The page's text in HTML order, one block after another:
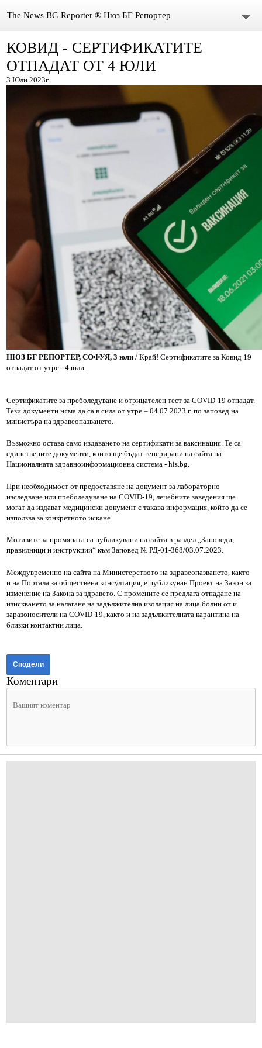
The News BG Reporter ® Нюз БГ Репортер
НОВИНИ
ЗА НАС
DONATION
ISSN : 3033-1684
Иван Върбанов – журналист | The News BG Reporter
РЕДАКЦИОННА ПОЛИТИКА НА THE NEWS BG REPORTER
КОВИД - СЕРТИФИКАТИТЕ
ОТПАДАТ ОТ 4 ЮЛИ
3 Юли 2023г.
НЮЗ БГ РЕПОРТЕР, СОФУЯ, 3 юли/ Край! Сертификатите за Ковид 19
отпадат от утре - 4 юли.
Сертификатите за преболедуване и отрицателен тест за COVID-19 отпадат.
Тези документи няма да са в сила от утре – 04.07.2023 г. по заповед на
министъра на здравеопазването.
Възможно остава само издаването на сертификати за ваксинация. Те са
единствените документи, които ще бъдат генерирани на сайта на
Националната здравноинформационна система - his.bg.
При необходимост от предоставяне на документ за лабораторно
изследване или преболедуване на COVID-19, лечебните заведения ще
могат да издават медицински документ с такава информация, който да се
използва за конкретното искане.
Мотивите за промяната са публикувани на сайта в раздел „Заповеди,
правилници и инструкции“ към Заповед № РД-01-368/03.07.2023.
Междувременно на сайта на Министерството на здравеопазването, както
и на Портала за обществена консултация, е публикуван Проект на Закон за
изменение на Закона за здравето. С промените се предлага отпадане на
изискването за налагане на задължителна изолация на лица болни от и
заразоносители на COVID-19, както и на задължителната карантина на
близки контактни лица.
Сподели
Коментари